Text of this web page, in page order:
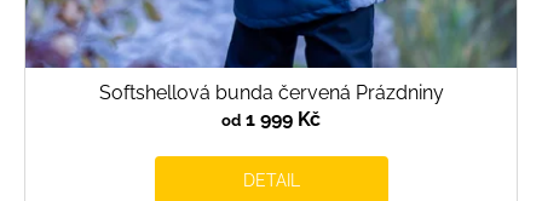
Softshellová bunda červená Prázdniny
od 1 999 Kč
DETAIL